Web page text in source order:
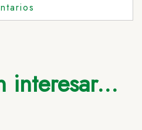
interesar...